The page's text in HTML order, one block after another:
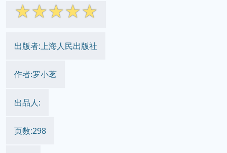
☆☆☆☆☆
出版者:上海人民出版社
作者:罗小茗
出品人:
页数:298